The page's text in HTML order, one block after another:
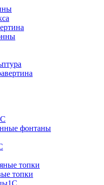
фонтаны
топки
топки